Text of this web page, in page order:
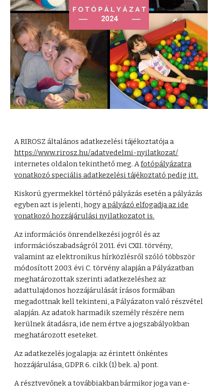
A RIROSZ általános adatkezelési tájékoztatója a
https://www.rirosz.hu/adatvedelmi-nyilatkozat/
internetes oldalon tekinthető meg. Afotópályázatra
vonatkozó speciális adatkezelési tájékoztató pedig itt.
Kiskorú gyermekkel történő pályázás esetén a pályázás
egyben azt is jelenti, hogya pályázó elfogadja az ide
vonatkozó hozzájárulási nyilatkozatot is.
Az információs önrendelkezési jogról és az
információszabadságról 2011. évi CXII. törvény,
valamint az elektronikus hírközlésről szóló többször
módosított 2003. évi C. törvény alapján a Pályázatban
meghatározottak szerinti adatkezeléshez az
adattulajdonos hozzájárulását írásos formában
megadottnak kell tekinteni, a Pályázaton való részvétel
alapján. Az adatok harmadik személy részére nem
kerülnek átadásra, ide nem értve a jogszabályokban
meghatározott eseteket.
Az adatkezelés jogalapja: az érintett önkéntes
hozzájárulása, GDPR 6. cikk (1) bek. a) pont.
A résztvevőnek a továbbiakban bármikor joga van e-